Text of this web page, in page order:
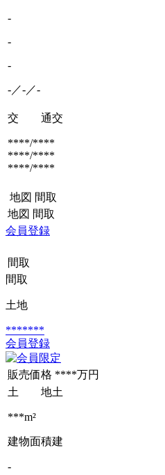
-
-
-
-／-／-
交 通交
****/****
****/****
****/****
地図 間取
地図 間取
会員登録
間取
間取
土地
*******
会員登録
販売価格 ****万円
土 地土
***m²
建物面積建
-